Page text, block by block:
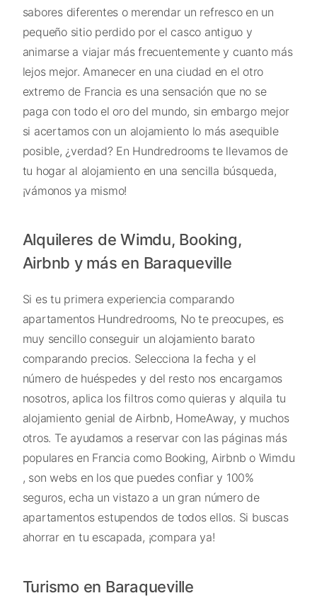
sabores diferentes o merendar un refresco en un
pequeño sitio perdido por el casco antiguo y
animarse a viajar más frecuentemente y cuanto más
lejos mejor. Amanecer en una ciudad en el otro
extremo de Francia es una sensación que no se
paga con todo el oro del mundo, sin embargo mejor
si acertamos con un alojamiento lo más asequible
posible, ¿verdad? En Hundredrooms te llevamos de
tu hogar al alojamiento en una sencilla búsqueda,
¡vámonos ya mismo!
Alquileres de Wimdu, Booking,
Airbnb y más en Baraqueville
Si es tu primera experiencia comparando
apartamentos Hundredrooms, No te preocupes, es
muy sencillo conseguir un alojamiento barato
comparando precios. Selecciona la fecha y el
número de huéspedes y del resto nos encargamos
nosotros, aplica los filtros como quieras y alquila tu
alojamiento genial de Airbnb, HomeAway, y muchos
otros. Te ayudamos a reservar con las páginas más
populares en Francia como Booking, Airbnb o Wimdu
, son webs en los que puedes confiar y 100%
seguros, echa un vistazo a un gran número de
apartamentos estupendos de todos ellos. Si buscas
ahorrar en tu escapada, ¡compara ya!
Turismo en Baraqueville